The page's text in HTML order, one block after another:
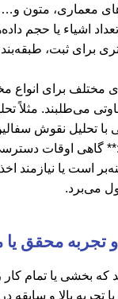
معماری، متون و…
اشیاء یا حجم
برای ثبت،
مختلف برای انواع
می‌طلبند. مثلاً
با تحلیل نقوش
گاهی اوقات
است یا نیازمند
می‌برد.
که بخشی یا تمام کار
تجربه بالا و